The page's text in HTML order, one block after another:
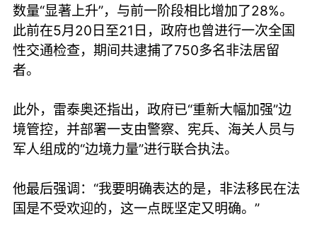
数量“显著上升”，与前一阶段相比增加了28%。
此前在5月20日至21日，政府也曾进行一次全国
性交通检查，期间共逮捕了750多名非法居留
者。
此外，雷泰奥还指出，政府已“重新大幅加强”边
境管控，并部署一支由警察、宪兵、海关人员与
军人组成的“边境力量”进行联合执法。
他最后强调：“我要明确表达的是，非法移民在法
国是不受欢迎的，这一点既坚定又明确。”